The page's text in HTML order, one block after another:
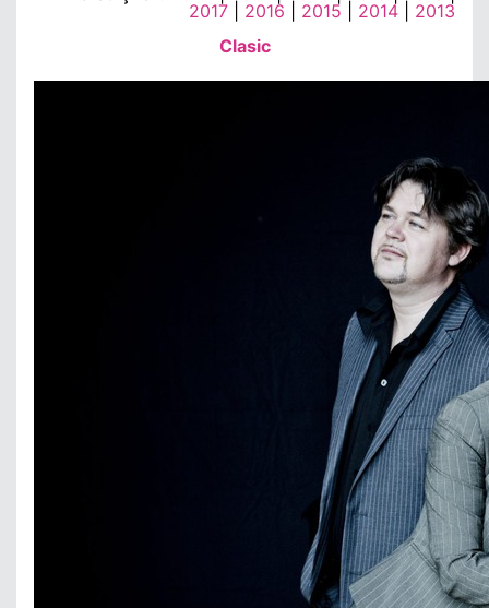
2017
2016 2015 2014
2013
Clasic